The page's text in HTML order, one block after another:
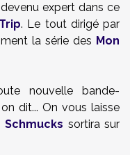
expert dans ce
. Le tout dirigé par
la série des Mon
nouvelle bande-
dit... On vous laisse
sortira sur